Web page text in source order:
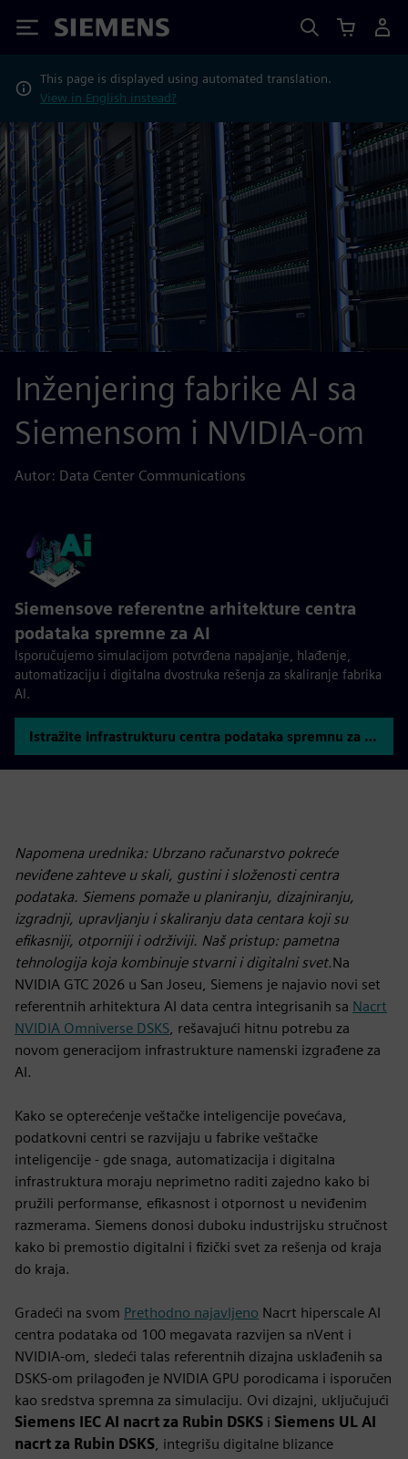
Siemens
This page is displayed using automated translation.
View in English instead?
Inženjering fabrike AI sa
Siemensom i NVIDIA-om
Autor: Data Center Communications
Siemensove referentne arhitekture centra
podataka spremne za AI
Isporučujemo simulacijom potvrđena napajanje, hlađenje,
automatizaciju i digitalna dvostruka rešenja za skaliranje fabrika
AI.
Istražite infrastrukturu centra podataka spremnu za veštačku inteligenciju
Napomena urednika: Ubrzano računarstvo pokreće
neviđene zahteve u skali, gustini i složenosti centra
podataka. Siemens pomaže u planiranju, dizajniranju,
izgradnji, upravljanju i skaliranju data centara koji su
efikasniji, otporniji i održiviji. Naš pristup: pametna
tehnologija koja kombinuje stvarni i digitalni svet.Na
NVIDIA GTC 2026 u San Joseu, Siemens je najavio novi set
referentnih arhitektura AI data centra integrisanih sa Nacrt
NVIDIA Omniverse DSKS, rešavajući hitnu potrebu za
novom generacijom infrastrukture namenski izgrađene za
AI.
Kako se opterećenje veštačke inteligencije povećava,
podatkovni centri se razvijaju u fabrike veštačke
inteligencije - gde snaga, automatizacija i digitalna
infrastruktura moraju neprimetno raditi zajedno kako bi
pružili performanse, efikasnost i otpornost u neviđenim
razmerama. Siemens donosi duboku industrijsku stručnost
kako bi premostio digitalni i fizički svet za rešenja od kraja
do kraja.
Gradeći na svom Prethodno najavljeno Nacrt hiperscale AI
centra podataka od 100 megavata razvijen sa nVent i
NVIDIA-om, sledeći talas referentnih dizajna usklađenih sa
DSKS-om prilagođen je NVIDIA GPU porodicama i isporučen
kao sredstva spremna za simulaciju. Ovi dizajni, uključujući
Siemens IEC AI nacrt za Rubin DSKS i Siemens UL AI
nacrt za Rubin DSKS, integrišu digitalne blizance